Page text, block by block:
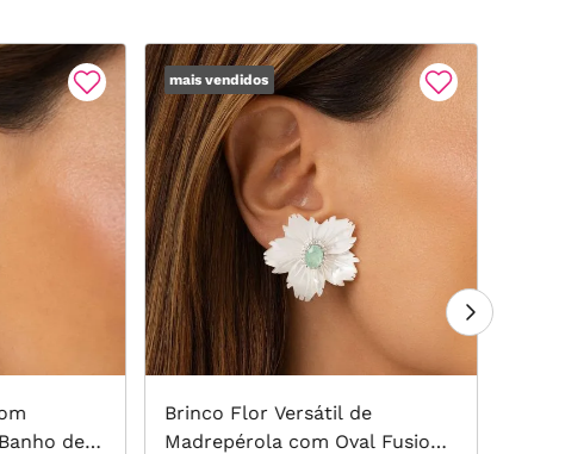
de
mais vendidos
Brinco Flor Versátil de
Madrepérola com Oval Fusion